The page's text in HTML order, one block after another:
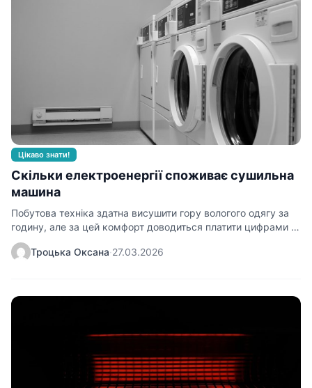
Цікаво знати!
Скільки електроенергії споживає сушильна
машина
Побутова техніка здатна висушити гору вологого одягу за
годину, але за цей комфорт доводиться платити цифрами у
квитанціях.…
Троцька Оксана·27.03.2026